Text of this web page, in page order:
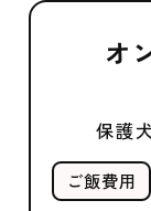
オ
保護
ご飯費用